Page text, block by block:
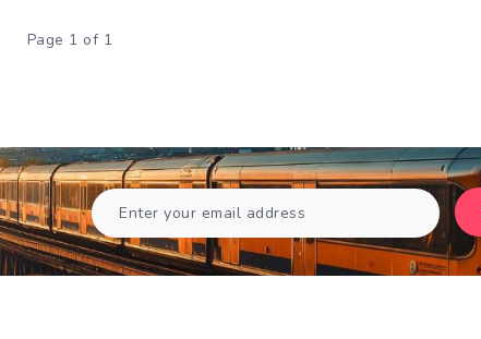
Page 1 of 1